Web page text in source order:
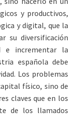
y productivos,
y digital, que la
su diversificación
e incrementar la
española debe
Los problemas
físico, sino de
claves que en los
de los llamados